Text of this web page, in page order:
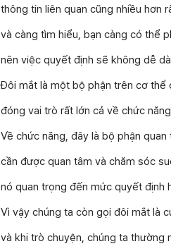
thông tin liên quan cũng nhiều hơn
và càng tìm hiểu, bạn càng có thể
nên việc quyết định sẽ không dễ
Đôi mắt là một bộ phận trên cơ thể
đóng vai trò rất lớn cả về chức
Về chức năng, đây là bộ phận quan
cần được quan tâm và chăm sóc
nó quan trọng đến mức quyết định
Vì vậy chúng ta còn gọi đôi mắt là
và khi trò chuyện, chúng ta thường